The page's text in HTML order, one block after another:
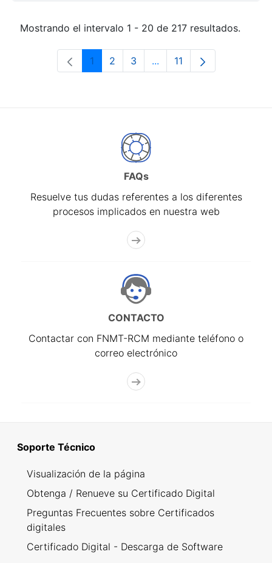
Mostrando el intervalo 1 - 20 de 217 resultados.
Página
1 Página
2 Página
3 ...Páginas intermedias Use
Página
11
FAQs
Resuelve tus dudas referentes a los diferentes
procesos implicados en nuestra web
CONTACTO
Contactar con FNMT-RCM mediante teléfono o
correo electrónico
Soporte Técnico
Visualización de la página
Obtenga / Renueve su Certificado Digital
Preguntas Frecuentes sobre Certificados
digitales
Certificado Digital - Descarga de Software